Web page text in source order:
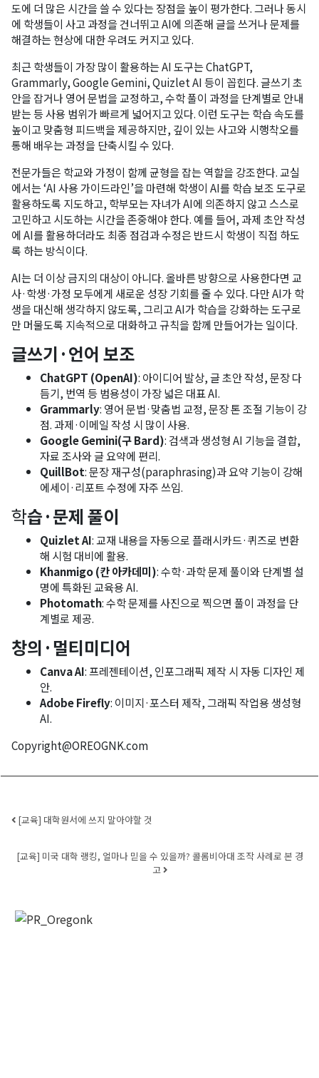
도에 더 많은 시간을 쓸 수 있다는 장점을 높이 평가한다. 그러나 동시
에 학생들이 사고 과정을 건너뛰고 AI에 의존해 글을 쓰거나 문제를
해결하는 현상에 대한 우려도 커지고 있다.
최근 학생들이 가장 많이 활용하는 AI 도구는 ChatGPT,
Grammarly, Google Gemini, Quizlet AI 등이 꼽힌다. 글쓰기 초
안을 잡거나 영어 문법을 교정하고, 수학 풀이 과정을 단계별로 안내
받는 등 사용 범위가 빠르게 넓어지고 있다. 이런 도구는 학습 속도를
높이고 맞춤형 피드백을 제공하지만, 깊이 있는 사고와 시행착오를
통해 배우는 과정을 단축시킬 수 있다.
전문가들은 학교와 가정이 함께 균형을 잡는 역할을 강조한다. 교실
에서는 ‘AI 사용 가이드라인’을 마련해 학생이 AI를 학습 보조 도구로
활용하도록 지도하고, 학부모는 자녀가 AI에 의존하지 않고 스스로
고민하고 시도하는 시간을 존중해야 한다. 예를 들어, 과제 초안 작성
에 AI를 활용하더라도 최종 점검과 수정은 반드시 학생이 직접 하도
록 하는 방식이다.
AI는 더 이상 금지의 대상이 아니다. 올바른 방향으로 사용한다면 교
사·학생·가정 모두에게 새로운 성장 기회를 줄 수 있다. 다만 AI가 학
생을 대신해 생각하지 않도록, 그리고 AI가 학습을 강화하는 도구로
만 머물도록 지속적으로 대화하고 규칙을 함께 만들어가는 일이다.
글쓰기·언어 보조
ChatGPT (OpenAI): 아이디어 발상, 글 초안 작성, 문장 다
듬기, 번역 등 범용성이 가장 넓은 대표 AI.
Grammarly: 영어 문법·맞춤법 교정, 문장 톤 조절 기능이 강
점. 과제·이메일 작성 시 많이 사용.
Google Gemini(구 Bard): 검색과 생성형 AI 기능을 결합,
자료 조사와 글 요약에 편리.
QuillBot: 문장 재구성(paraphrasing)과 요약 기능이 강해
에세이·리포트 수정에 자주 쓰임.
학습·문제 풀이
Quizlet AI: 교재 내용을 자동으로 플래시카드·퀴즈로 변환
해 시험 대비에 활용.
Khanmigo (칸 아카데미): 수학·과학 문제 풀이와 단계별 설
명에 특화된 교육용 AI.
Photomath: 수학 문제를 사진으로 찍으면 풀이 과정을 단
계별로 제공.
창의·멀티미디어
Canva AI: 프레젠테이션, 인포그래픽 제작 시 자동 디자인 제
안.
Adobe Firefly: 이미지·포스터 제작, 그래픽 작업용 생성형
AI.
Copyright@OREOGNK.com
Post navigation
[교육] 대학원서에 쓰지 말아야할 것
[교육] 미국 대학 랭킹, 얼마나 믿을 수 있을까? 콜롬비아대 조작 사례로 본 경
고